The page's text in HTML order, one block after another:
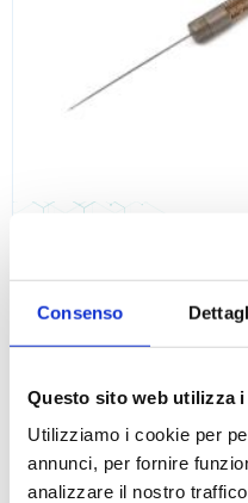
Consenso
Questo sito web utilizza
Utilizziamo i cookie per
annunci, per fornire
analizzare il nostro